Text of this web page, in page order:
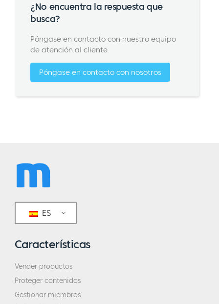
¿No encuentra la respuesta que
busca?
Póngase en contacto con nuestro equipo
de atención al cliente
Póngase en contacto con nosotros
ES
Características
Vender productos
Proteger contenidos
Gestionar miembros